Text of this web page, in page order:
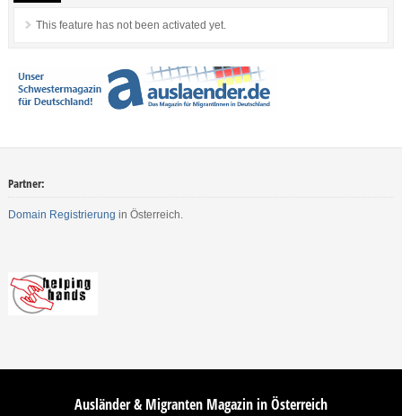
This feature has not been activated yet.
Partner:
Domain Registrierung in Österreich.
Ausländer & Migranten Magazin in Österreich